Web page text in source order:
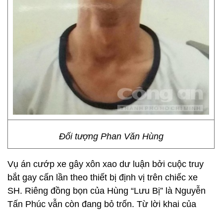
Đối tượng Phan Văn Hùng
Vụ án cướp xe gây xôn xao dư luận bởi cuộc truy
bắt gay cấn lần theo thiết bị định vị trên chiếc xe
SH. Riêng đồng bọn của Hùng “Lưu Bị” là Nguyễn
Tấn Phúc vẫn còn đang bỏ trốn. Từ lời khai của